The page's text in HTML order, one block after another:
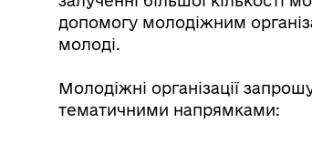
допомогу молодіжним
молоді.
Молодіжні організації
тематичними напрямками: